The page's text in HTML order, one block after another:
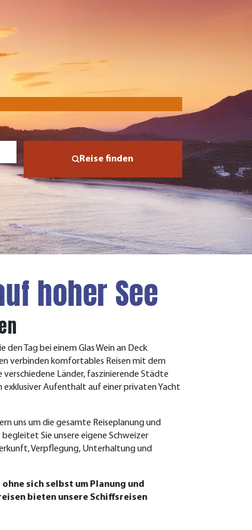
Reise finden
hoher See
Tag bei einem Glas Wein an Deck
verbinden komfortables Reisen mit dem
verschiedene Länder, faszinierende Städte
exklusiver Aufenthalt auf einer privaten Yacht
uns um die gesamte Reiseplanung und
Sie unsere eigene Schweizer
Verpflegung, Unterhaltung und
sich selbst um Planung und
bieten unsere Schiffsreisen